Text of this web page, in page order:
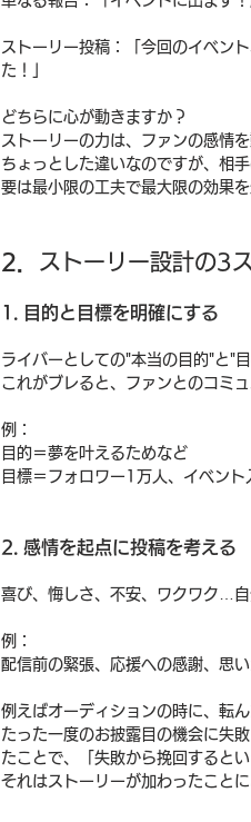
ストーリー投稿：「今回のイベン
た！」
どちらに心が動きますか？
ストーリーの力は、ファンの感情
ちょっとした違いなのですが、相
要は最小限の工夫で最大限の効果
2． ストーリー設計の3
1. 目的と目標を明確にする
ライバーとしての"本当の目的"と"
これがブレると、ファンとのコミ
例：
目的＝夢を叶えるためなど
目標＝フォロワー1万人、イベント
2. 感情を起点に投稿を考える
喜び、悔しさ、不安、ワクワク…自
例：
配信前の緊張、応援への感謝、思
例えばオーディションの時に、転
たった一度のお披露目の機会に失
たことで、「失敗から挽回すると
それはストーリーが加わったこと